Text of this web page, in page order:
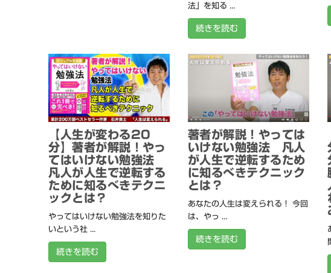
法」を知る ...
続きを読む
【人生が変わる20
分】著者が解説！やっ
てはいけない勉強法
凡人が人生で逆転する
ために知るべきテクニ
ックとは？
やってはいけない勉強法を知りた
いという社 ...
続きを読む
著者が解説！やっては
いけない勉強法 凡人
が人生で逆転するため
に知るべきテクニック
とは？
あなたの人生は変えられる！ 今回
は、やっ ...
続きを読む